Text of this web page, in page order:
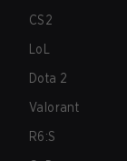
CS2
LoL
Dota 2
Valorant
R6:S